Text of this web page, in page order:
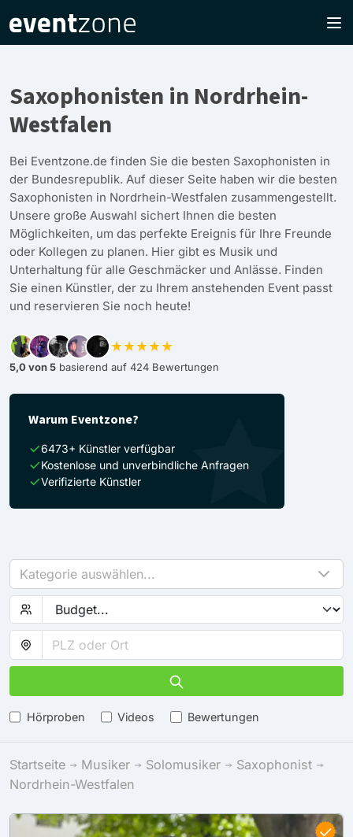
Saxophonisten in Nordrhein-
Westfalen
Bei Eventzone.de finden Sie die besten Saxophonisten in
der Bundesrepublik. Auf dieser Seite haben wir die besten
Saxophonisten in Nordrhein-Westfalen zusammengestellt.
Unsere große Auswahl sichert Ihnen die besten
Möglichkeiten, um das perfekte Ereignis für Ihre Freunde
oder Kollegen zu planen. Hier gibt es Musik und
Unterhaltung für alle Geschmäcker und Anlässe. Finden
Sie einen Künstler, der zu Ihrem anstehenden Event passt
und reservieren Sie noch heute!
★★★★★
5,0 von 5 basierend auf 424 Bewertungen
Warum Eventzone?
6473+ Künstler verfügbar
Kostenlose und unverbindliche Anfragen
Verifizierte Künstler
Kategorie auswählen...
Hörproben Videos Bewertungen
Startseite Musiker Solomusiker
Saxophonist
Nordrhein-Westfalen